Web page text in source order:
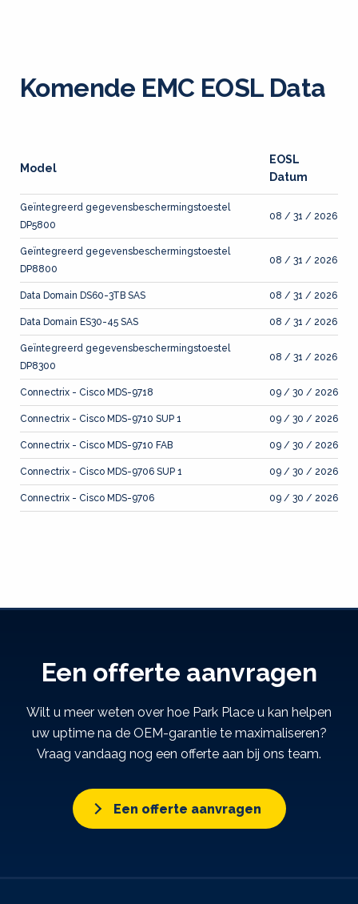
Komende EMC EOSL Data
Model
EOSL
Datum
Geïntegreerd gegevensbeschermingstoestel
DP5800
08 / 31 / 2026
Geïntegreerd gegevensbeschermingstoestel
DP8800
08 / 31 / 2026
Data Domain DS60-3TB SAS 08 / 31 / 2026
Data Domain ES30-45 SAS 08 / 31 / 2026
Geïntegreerd gegevensbeschermingstoestel
DP8300
08 / 31 / 2026
Connectrix - Cisco MDS-9718 09 / 30 / 2026
Connectrix - Cisco MDS-9710 SUP 1 09 / 30 / 2026
Connectrix - Cisco MDS-9710 FAB 09 / 30 / 2026
Connectrix - Cisco MDS-9706 SUP 1 09 / 30 / 2026
Connectrix - Cisco MDS-9706 09 / 30 / 2026
Een offerte aanvragen
Wilt u meer weten over hoe Park Place u kan helpen
uw uptime na de OEM-garantie te maximaliseren?
Vraag vandaag nog een offerte aan bij ons team.
Een offerte aanvragen